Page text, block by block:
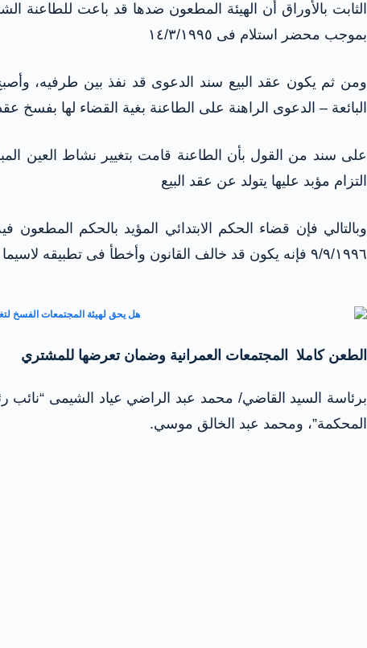
الثابت بالأوراق أن الهيئة المطعون ضدها قد باعت
بموجب محضر استلام فى ١٤/٣/١٩٩٥
ومن ثم يكون عقد البيع سند الدعوى قد نفذ بين طرفيه،
البائعة – الدعوى الراهنة على الطاعنة بغية القضاء لها بفسخ
على سند من القول بأن الطاعنة قامت بتغيير نشاط العين
التزام مؤبد عليها يتولد عن عقد البيع
وبالتالي فإن قضاء الحكم الابتدائي المؤيد بالحكم المطعون
٩/٩/١٩٩٦ فإنه يكون قد خالف القانون وأخطأ فى تطبيقه لاسيما وأن الهيئة المطعون ضدها تملك إزالة المخالفة – تغيير النشاط – بالطريق الإداري،
الطعن كاملا المجتمعات العمرانية وضمان تعرضها للمشتري
برئاسة السيد القاضي/ محمد عبد الراضي عياد الشيمى
المحكمة”، ومحمد عبد الخالق موسي.